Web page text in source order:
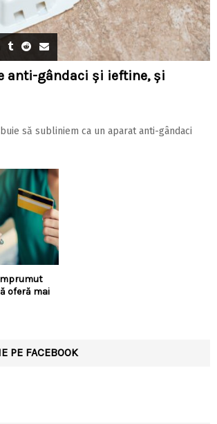
anti-gândaci și ieftine, și
să subliniem ca un aparat anti-gândaci
oferă mai
PE FACEBOOK